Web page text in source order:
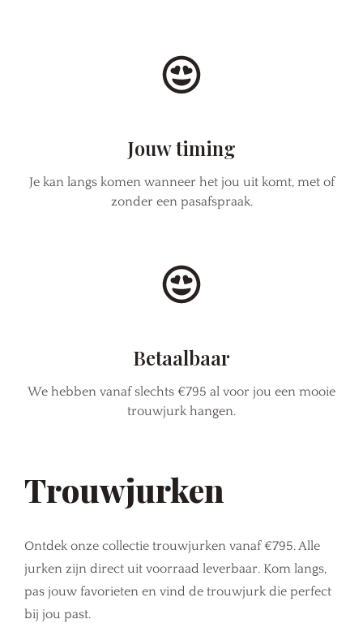
Jouw timing
Je kan langs komen wanneer het jou uit komt, met of
zonder een pasafspraak.
Betaalbaar
We hebben vanaf slechts €795 al voor jou een mooie
trouwjurk hangen.
Trouwjurken
Ontdek onze collectie trouwjurken vanaf €795. Alle
jurken zijn direct uit voorraad leverbaar. Kom langs,
pas jouw favorieten en vind de trouwjurk die perfect
bij jou past.